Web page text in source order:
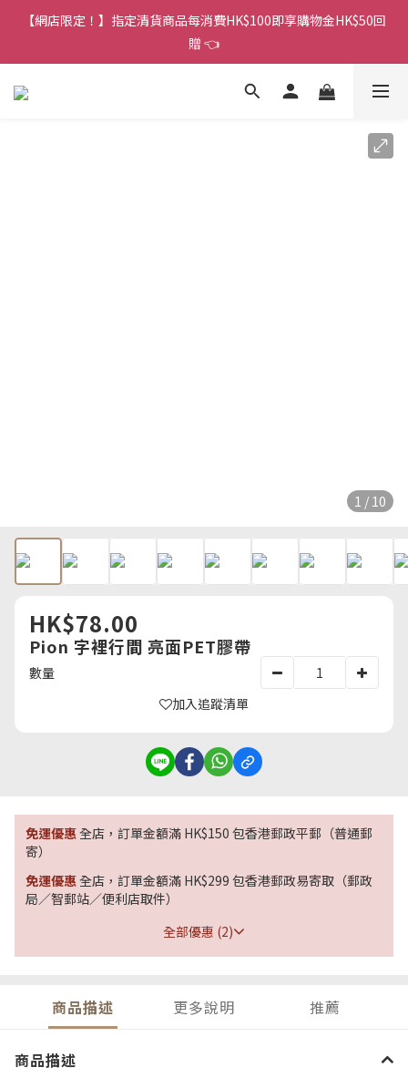
香港訂單金額滿HK$150包平郵｜滿HK$299包易寄取｜滿HK$499
包順豐／京東
【網店限定！】指定清貨商品每消費HK$100即享購物金HK$50回
贈 👈
香港訂單金額滿HK$150包平郵｜滿HK$299包易寄取｜滿HK$499
1 / 10
HK$78.00
Pion 字裡行間 亮面PET膠帶
數量
加入追蹤清單
免運優惠全店，訂單金額滿 HK$150 包香港郵政平郵（普通郵
寄）
免運優惠全店，訂單金額滿 HK$299 包香港郵政易寄取（郵政
局／智郵站／便利店取件）
全部優惠 (2)
商品描述 更多說明 推薦
商品描述